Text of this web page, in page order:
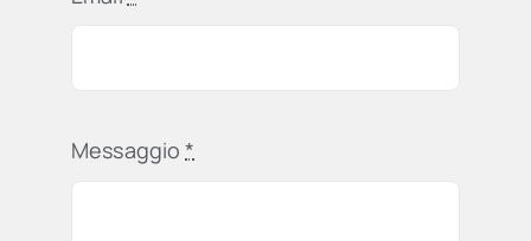
Messaggio*